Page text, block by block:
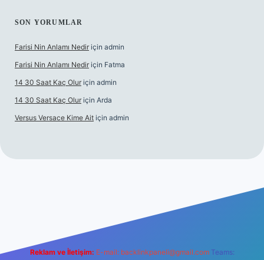
SON YORUMLAR
Farisi Nin Anlamı Nedir için admin
Farisi Nin Anlamı Nedir için Fatma
14 30 Saat Kaç Olur için admin
14 30 Saat Kaç Olur için Arda
Versus Versace Kime Ait için admin
Reklam ve İletişim: E-mail: backlinkpaneli@gmail.com Teams: